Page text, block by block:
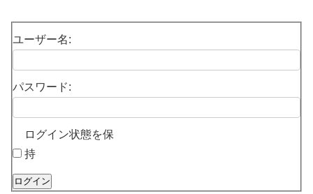
ユーザー名:
パスワード:
ログイン状態を保
持
ログイン